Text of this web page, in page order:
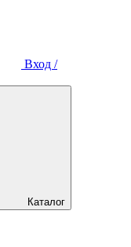
Вход /
Каталог